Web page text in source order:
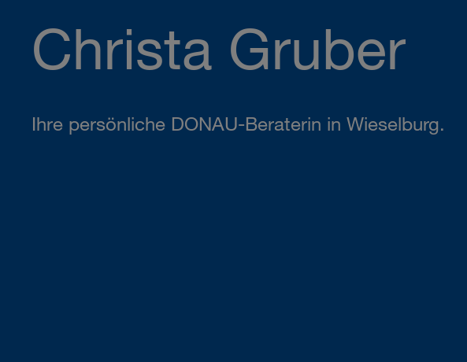
Christa Gruber
Ihre persönliche DONAU-Beraterin in Wieselburg.